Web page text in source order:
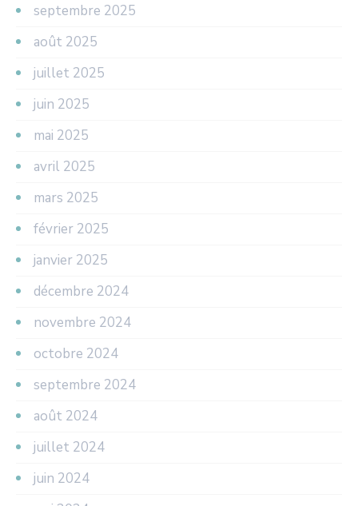
septembre 2025
août 2025
juillet 2025
juin 2025
mai 2025
avril 2025
mars 2025
février 2025
janvier 2025
décembre 2024
novembre 2024
octobre 2024
septembre 2024
août 2024
juillet 2024
juin 2024